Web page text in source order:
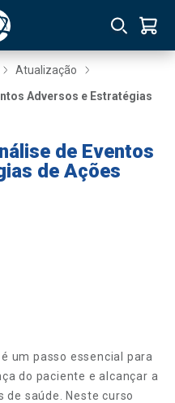
Atualização
Adversos e Estratégias
de Eventos
de Ações
um passo essencial para
do paciente e alcançar a
saúde. Neste curso